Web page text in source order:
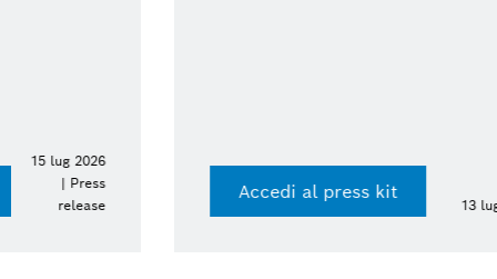
Accedi al press kit
13 lug 2026 | Presskit